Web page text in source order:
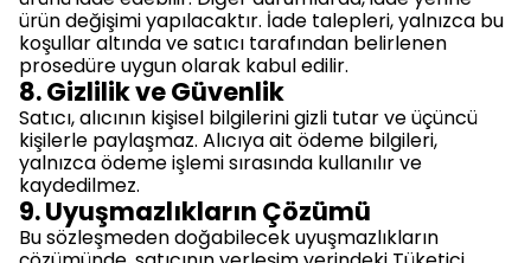
ürün değişimi yapılacaktır. İade talepleri, yalnızca bu
koşullar altında ve satıcı tarafından belirlenen
prosedüre uygun olarak kabul edilir.
8. Gizlilik ve Güvenlik
Satıcı, alıcının kişisel bilgilerini gizli tutar ve üçüncü
kişilerle paylaşmaz. Alıcıya ait ödeme bilgileri,
yalnızca ödeme işlemi sırasında kullanılır ve
kaydedilmez.
9. Uyuşmazlıkların Çözümü
Bu sözleşmeden doğabilecek uyuşmazlıkların